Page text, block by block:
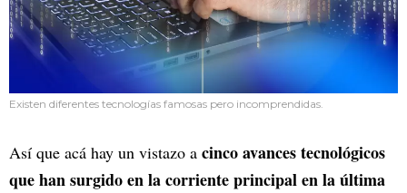
Existen diferentes tecnologías famosas pero incomprendidas.
Así que acá hay un vistazo a cinco avances tecnológicos
que han surgido en la corriente principal en la última